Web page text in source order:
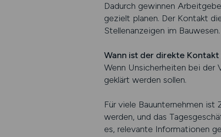
Dadurch gewinnen
gezielt planen. Der Kontakt
Stellenanzeigen im Bauwesen.
Wann ist der direkte
Wenn Unsicherheiten bei der
geklärt werden sollen.
Für viele Bauunternehmen
werden, und das
es, relevante Informationen